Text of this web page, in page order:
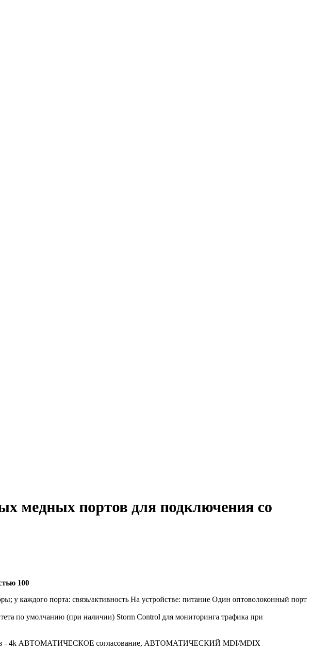
медных портов для подключения со
100
у каждого порта: связь/активность На устройстве: питание Один оптоволоконный порт
по умолчанию (при наличии) Storm Control для мониторинга трафика при
- 4k АВТОМАТИЧЕСКОЕ согласование, АВТОМАТИЧЕСКИЙ MDI/MDIX